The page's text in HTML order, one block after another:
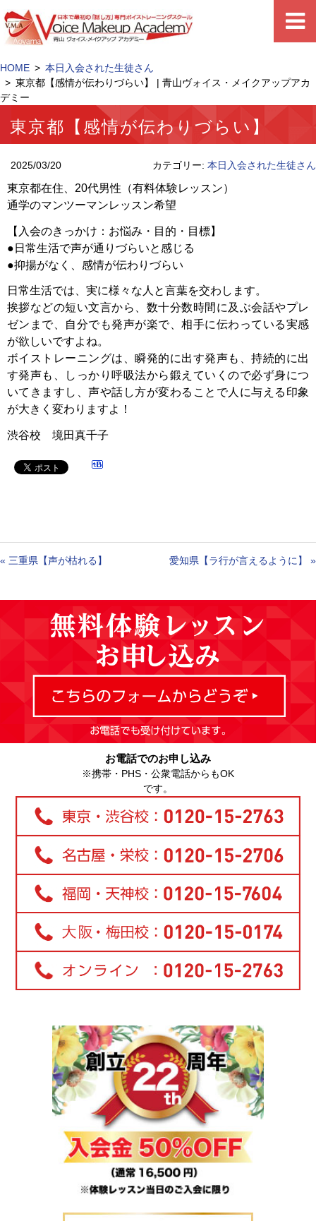
HOME
本日入会された生徒さん
東京都【感情が伝わりづらい】 | 青山ヴォイス・メイクアップアカ
デミー
東京都【感情が伝わりづらい】
2025/03/20 カテゴリー: 本日入会された生徒さん
東京都在住、20代男性（有料体験レッスン）
通学のマンツーマンレッスン希望
【入会のきっかけ：お悩み・目的・目標】
●日常生活で声が通りづらいと感じる
●抑揚がなく、感情が伝わりづらい
日常生活では、実に様々な人と言葉を交わします。
挨拶などの短い文言から、数十分数時間に及ぶ会話やプレ
ゼンまで、自分でも発声が楽で、相手に伝わっている実感
が欲しいですよね。
ボイストレーニングは、瞬発的に出す発声も、持続的に出
す発声も、しっかり呼吸法から鍛えていくので必ず身につ
いてきますし、声や話し方が変わることで人に与える印象
が大きく変わりますよ！
渋谷校 境田真千子
« 三重県【声が枯れる】 愛知県【ラ行が言えるように】 »
お電話でのお申し込み
※携帯・PHS・公衆電話からもOK
です。